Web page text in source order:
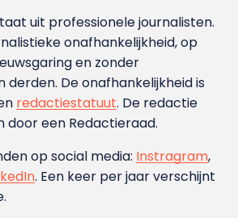
uit professionele journalisten.
onafhankelijkheid, op
en zonder
derden. De onafhankelijkheid is
redactiestatuut. De redactie
door een Redactieraad.
op social media: Instragram,
. Een keer per jaar verschijnt